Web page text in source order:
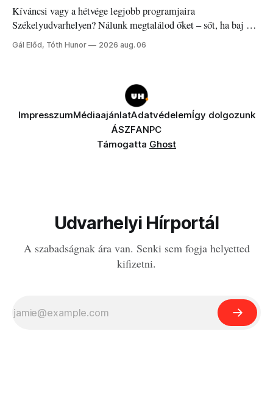
Kíváncsi vagy a hétvége legjobb programjaira
Székelyudvarhelyen? Nálunk megtalálod őket – sőt, ha baj van
a fogaddal, a fogorvosi ügyeletet is!
Gál Előd, Tóth Hunor 2026 aug. 06
ImpresszumMédiaajánlatAdatvédelemÍgy dolgozunk
ÁSZFANPC
Támogatta Ghost
Udvarhelyi Hírportál
A szabadságnak ára van. Senki sem fogja helyetted
kifizetni.